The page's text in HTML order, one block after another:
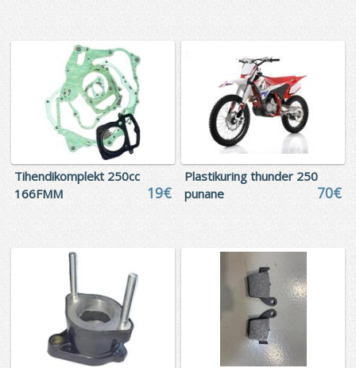
Tihendikomplekt 250cc
166FMM
19€
Plastikuring thunder 250
punane
70€